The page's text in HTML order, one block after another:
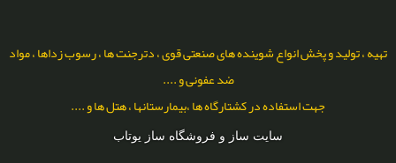
تهیه ، تولید و پخش انواع شوینده های صنعتی قوی ، دترجنت ها ، رسوب زداها ، مواد
ضد عفونی و ....
جهت استفاده در کشتارگاه ها ،بیمارستانها ، هتل ها و ....
سایت ساز و فروشگاه ساز یوتاب